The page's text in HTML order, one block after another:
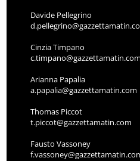
Davide Pellegrino
Cinzia Timpano
c.timpano@gazzettamatin.com
Arianna Papalia
a.papalia@gazzettamatin.com
Thomas Piccot
t.piccot@gazzettamatin.com
Fausto Vassoney